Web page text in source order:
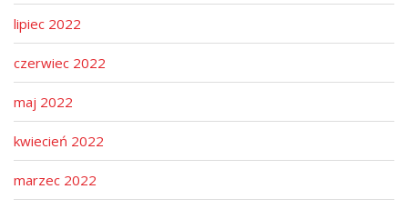
lipiec 2022
czerwiec 2022
maj 2022
kwiecień 2022
marzec 2022